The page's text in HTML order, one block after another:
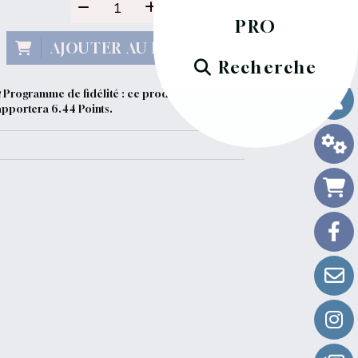
PRO
Recherche
AJOUTER AU PANIER
Programme de fidélité : ce produit vous
6.44 Points.